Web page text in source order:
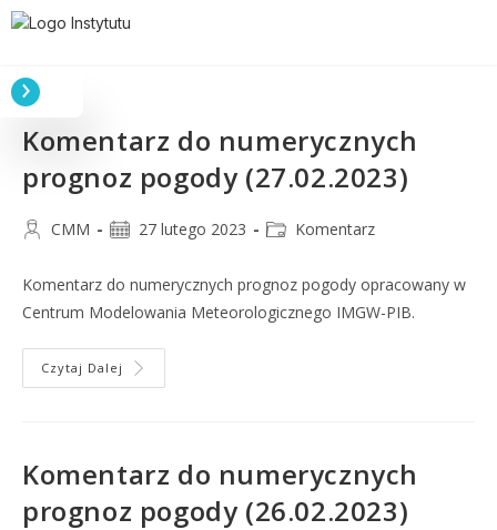
Komentarz do numerycznych
prognoz pogody (27.02.2023)
CMM 27 lutego 2023 Komentarz
Komentarz do numerycznych prognoz pogody opracowany w
Centrum Modelowania Meteorologicznego IMGW-PIB.
Czytaj Dalej
Komentarz do numerycznych
prognoz pogody (26.02.2023)